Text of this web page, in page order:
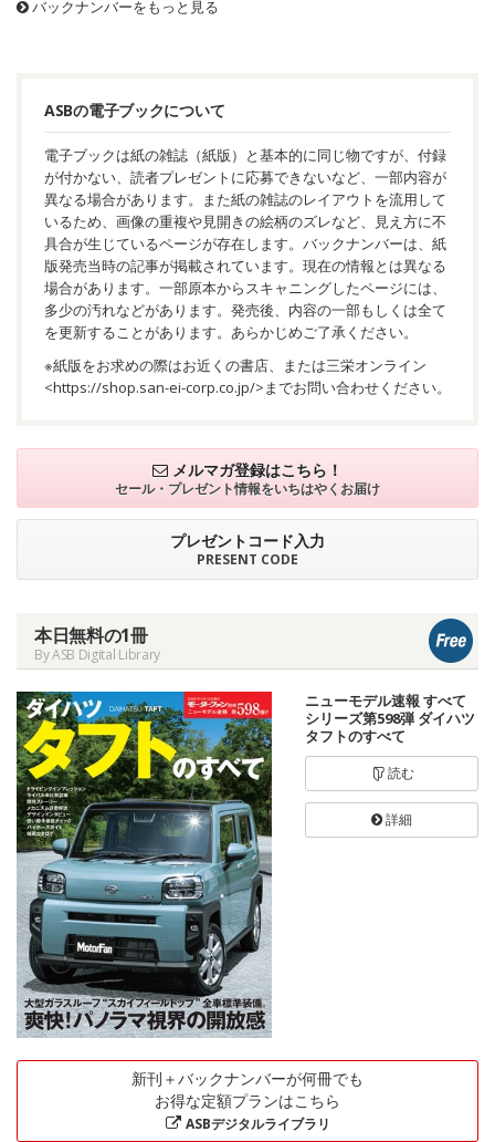
バックナンバーをもっと見る
ASBの電子ブックについて
電子ブックは紙の雑誌（紙版）と基本的に同じ物ですが、付録
が付かない、読者プレゼントに応募できないなど、一部内容が
異なる場合があります。また紙の雑誌のレイアウトを流用して
いるため、画像の重複や見開きの絵柄のズレなど、見え方に不
具合が生じているページが存在します。バックナンバーは、紙
版発売当時の記事が掲載されています。現在の情報とは異なる
場合があります。一部原本からスキャニングしたページには、
多少の汚れなどがあります。発売後、内容の一部もしくは全て
を更新することがあります。あらかじめご了承ください。
※紙版をお求めの際はお近くの書店、または三栄オンライン
<https://shop.san-ei-corp.co.jp/>までお問い合わせください。
メルマガ登録はこちら！
セール・プレゼント情報をいちはやくお届け
プレゼントコード入力
PRESENT CODE
本日無料の1冊
By ASB Digital Library
ニューモデル速報 すべて
シリーズ第598弾 ダイハツ
タフトのすべて
読む
詳細
新刊＋バックナンバーが何冊でも
お得な定額プランはこちら
ASBデジタルライブラリ